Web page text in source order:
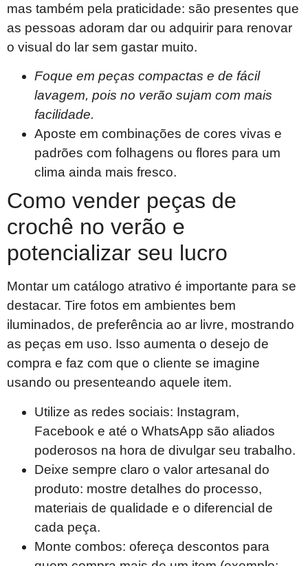
mas também pela praticidade: são presentes que
as pessoas adoram dar ou adquirir para renovar
o visual do lar sem gastar muito.
Foque em peças compactas e de fácil
lavagem, pois no verão sujam com mais
facilidade.
Aposte em combinações de cores vivas e
padrões com folhagens ou flores para um
clima ainda mais fresco.
Como vender peças de
crochê no verão e
potencializar seu lucro
Montar um catálogo atrativo é importante para se
destacar. Tire fotos em ambientes bem
iluminados, de preferência ao ar livre, mostrando
as peças em uso. Isso aumenta o desejo de
compra e faz com que o cliente se imagine
usando ou presenteando aquele item.
Utilize as redes sociais: Instagram,
Facebook e até o WhatsApp são aliados
poderosos na hora de divulgar seu trabalho.
Deixe sempre claro o valor artesanal do
produto: mostre detalhes do processo,
materiais de qualidade e o diferencial de
cada peça.
Monte combos: ofereça descontos para